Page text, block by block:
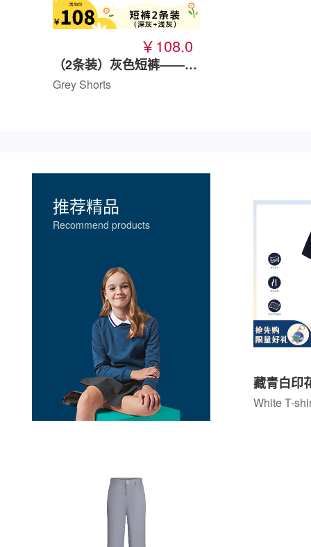
￥108.0
（2条装）灰色短裤——夏季特惠
Grey Shorts
推荐精品
Recommend products
藏青白印
White T-